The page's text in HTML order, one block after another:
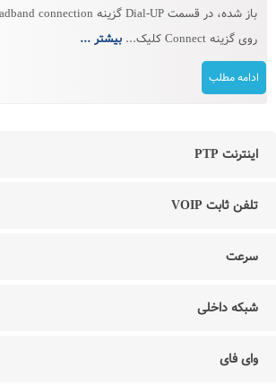
روی گزینه Connect کلیک...
بیشتر ...
ادامه مطلب
اینترنت PTP
تلفن ثابت VOIP
سرعت
شبکه داخلی
وای فای